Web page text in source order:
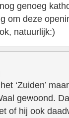
genoeg
om deze
natuurlijk:)
‘Zuiden’
gewoond.
of hij ook